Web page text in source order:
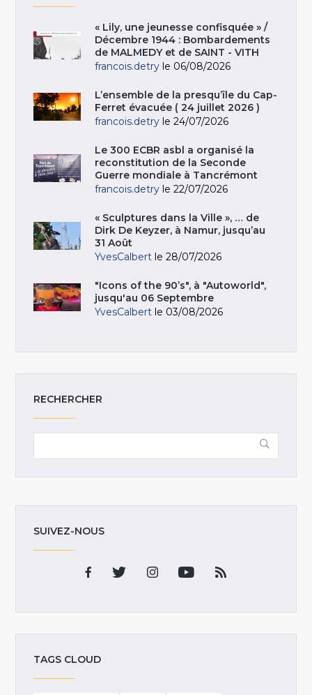
« Lily, une jeunesse confisquée » /
Décembre 1944 : Bombardements
de MALMEDY et de SAINT - VITH
francois.detry le 06/08/2026
L’ensemble de la presqu’île du Cap-
Ferret évacuée ( 24 juillet 2026 )
francois.detry le 24/07/2026
Le 300 ECBR asbl a organisé la
reconstitution de la Seconde
Guerre mondiale à Tancrémont
francois.detry le 22/07/2026
« Sculptures dans la Ville », … de
Dirk De Keyzer, à Namur, jusqu’au
31 Août
YvesCalbert le 28/07/2026
"Icons of the 90’s", à "Autoworld",
jusqu'au 06 Septembre
YvesCalbert le 03/08/2026
RECHERCHER
SUIVEZ-NOUS
TAGS CLOUD